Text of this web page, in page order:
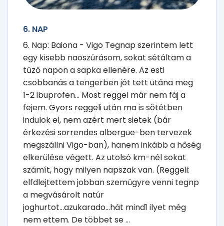
6. NAP
6. Nap: Baiona - Vigo Tegnap szerintem lett
egy kisebb naoszúrásom, sokat sétáltam a
tűző napon a sapka ellenére. Az esti
csobbanás a tengerben jót tett utána meg
1-2 ibuprofen... Most reggel már nem fáj a
fejem. Gyors reggeli után ma is sötétben
indulok el, nem azért mert sietek (bár
érkezési sorrendes albergue-ben tervezek
megszállni Vigo-ban), hanem inkább a hőség
elkerülése végett. Az utolsó km-nél sokat
számít, hogy milyen napszak van. (Reggeli:
elfdlejtettem jobban szemügyre venni tegnp
a megvásárolt natúr
joghurtot...azukarado...hát mind1 ilyet még
nem ettem. De többet se ...